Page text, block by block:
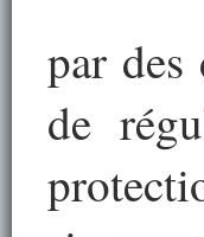
par des
de